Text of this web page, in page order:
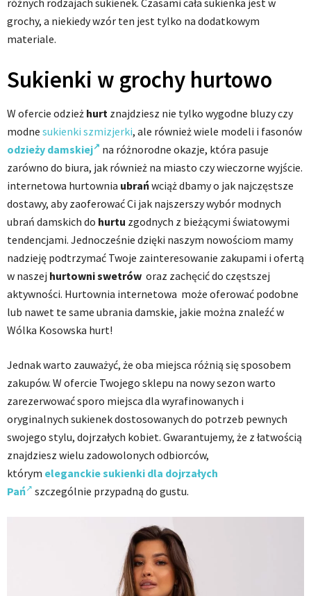
grochy, a niekiedy wzór ten jest tylko na dodatkowym
materiale.
Sukienki w grochy hurtowo
W ofercie odzież hurt znajdziesz nie tylko wygodne bluzy czy
modne sukienki szmizjerki, ale również wiele modeli i fasonów
odzieży damskiej
na różnorodne okazje, która pasuje
zarówno do biura, jak również na miasto czy wieczorne wyjście.
internetowa hurtownia ubrańwciąż dbamy o jak najczęstsze
dostawy, aby zaoferować Ci jak najszerszy wybór modnych
ubrań damskich do hurtu zgodnych z bieżącymi światowymi
tendencjami. Jednocześnie dzięki naszym nowościom mamy
nadzieję podtrzymać Twoje zainteresowanie zakupami i ofertą
w naszej hurtowni swetrów oraz zachęcić do częstszej
aktywności. Hurtownia internetowa może oferować podobne
lub nawet te same ubrania damskie, jakie można znaleźć w
Wólka Kosowska hurt!
Jednak warto zauważyć, że oba miejsca różnią się sposobem
zakupów. W ofercie Twojego sklepu na nowy sezon warto
zarezerwować sporo miejsca dla wyrafinowanych i
oryginalnych sukienek dostosowanych do potrzeb pewnych
swojego stylu, dojrzałych kobiet. Gwarantujemy, że z łatwością
znajdziesz wielu zadowolonych odbiorców,
którym eleganckie sukienki dla dojrzałych
Pań
szczególnie przypadną do gustu.